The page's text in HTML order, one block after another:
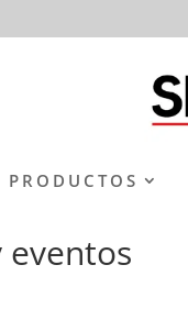
PRODUCTOS
eventos